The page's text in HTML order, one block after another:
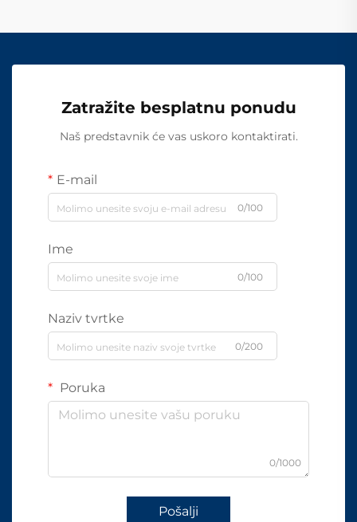
Zatražite besplatnu ponudu
Naš predstavnik će vas uskoro kontaktirati.
E-mail
0/100
Ime
0/100
Naziv tvrtke
0/200
Poruka
0/1000
Pošalji